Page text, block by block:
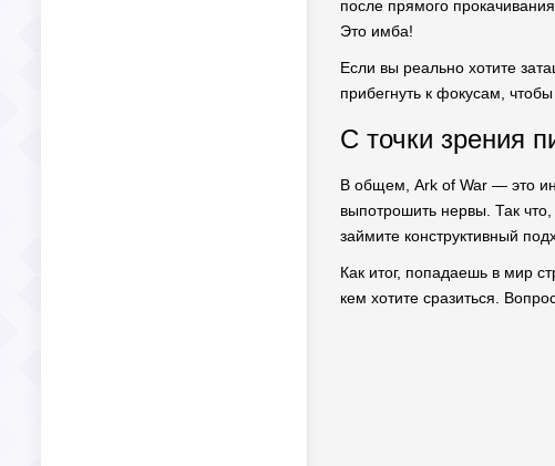
после прямого
Это имба!
Если вы реально хотите
прибегнуть к фокусам,
С точки зрения
В общем, Ark of War — это
выпотрошить нервы. Так
займите конструктивный
Как итог, попадаешь в мир
кем хотите сразиться.